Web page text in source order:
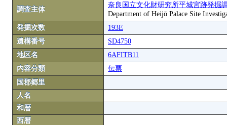
調査主体
奈良国立文化財研究所平城宮跡発掘
Department of Heijō Palace Site
発掘次数
193E
遺構番号
SD4750
地区名
6AFITB11
内容分類
伝票
国郡郷里
人名
和暦
西暦